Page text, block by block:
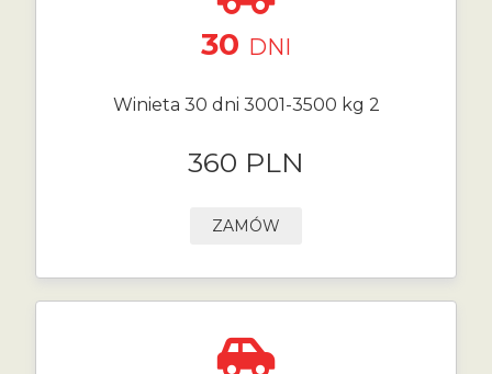
30 DNI
Winieta 30 dni 3001-3500 kg 2
360 PLN
ZAMÓW